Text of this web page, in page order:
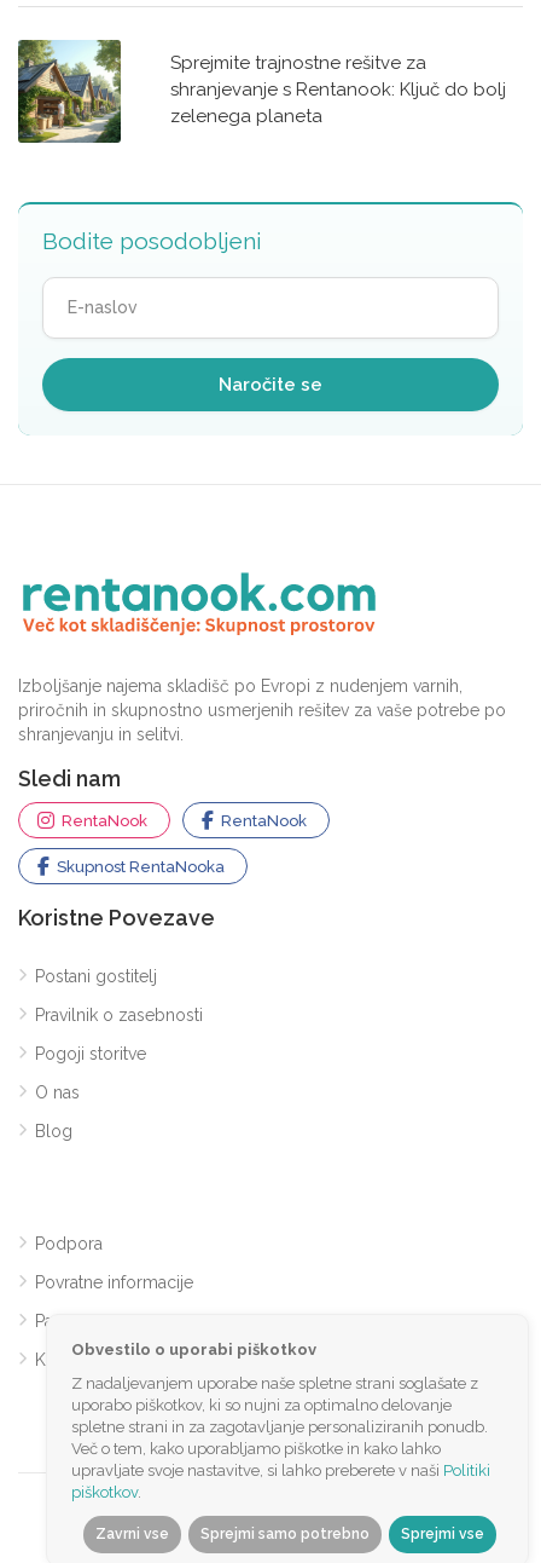
Sprejmite trajnostne rešitve za
shranjevanje s Rentanook: Ključ do bolj
zelenega planeta
Bodite posodobljeni
Izboljšanje najema skladišč po Evropi z nudenjem varnih,
priročnih in skupnostno usmerjenih rešitev za vaše potrebe po
shranjevanju in selitvi.
Sledi nam
RentaNook RentaNook
Skupnost RentaNooka
Koristne Povezave
Postani gostitelj
Pravilnik o zasebnosti
Pogoji storitve
O nas
Blog
Podpora
Povratne informacije
Partnersko sodelovanje
Kontakt
©️2024 Rentanook.com. Vse pravice pridržane
Obvestilo o uporabi piškotkov
Z nadaljevanjem uporabe naše spletne strani soglašate z
uporabo piškotkov, ki so nujni za optimalno delovanje
spletne strani in za zagotavljanje personaliziranih ponudb.
Več o tem, kako uporabljamo piškotke in kako lahko
upravljate svoje nastavitve, si lahko preberete v naši Politiki
piškotkov.
Zavrni vse Sprejmi samo potrebno Sprejmi vse